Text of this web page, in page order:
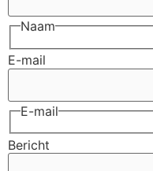
Naam
E-mail
E-mail
Bericht